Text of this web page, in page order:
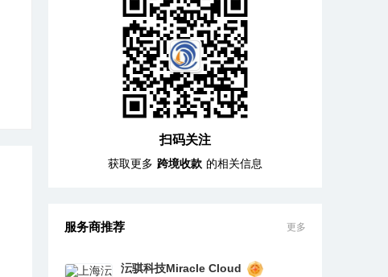
扫码关注
获取更多 跨境收款 的相关信息
服务商推荐 更多
沄骐科技Miracle Cloud